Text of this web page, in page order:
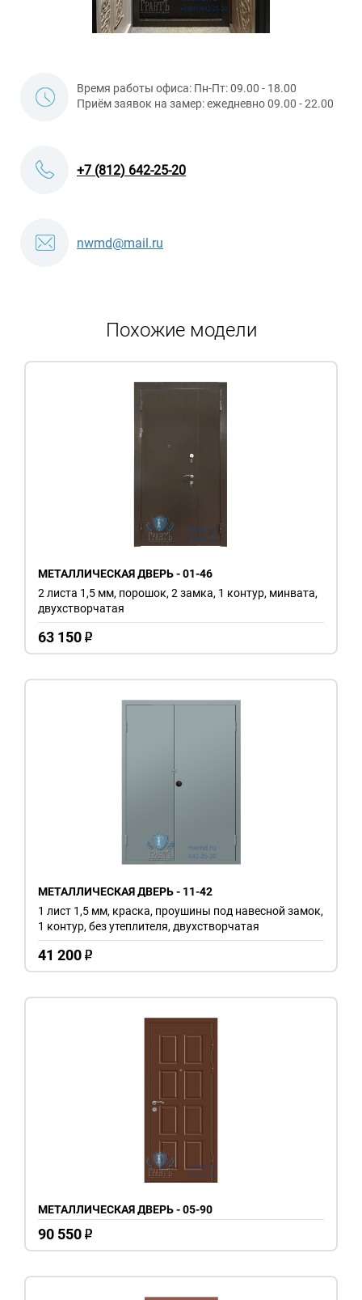
Время работы офиса: Пн-Пт: 09.00 - 18.00
Приём заявок на замер: ежедневно 09.00 - 22.00
+7 (812) 642-25-20
nwmd@mail.ru
Похожие модели
МЕТАЛЛИЧЕСКАЯ ДВЕРЬ - 01-46
63 150 o
2 листа 1,5 мм, порошок, 2 замка, 1 контур, минвата,
двухстворчатая
МЕТАЛЛИЧЕСКАЯ ДВЕРЬ - 11-42
41 200 o
1 лист 1,5 мм, краска, проушины под навесной замок,
1 контур, без утеплителя, двухстворчатая
МЕТАЛЛИЧЕСКАЯ ДВЕРЬ - 05-90
90 550 o